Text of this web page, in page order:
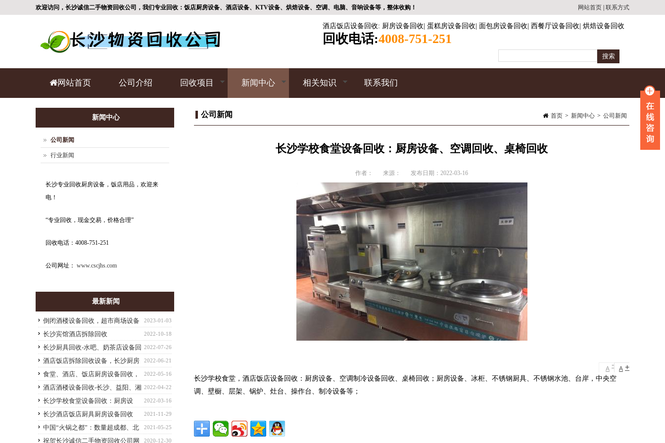
欢迎访问，长沙诚信二手物资回收公司，我们专业回收：饭店厨房设备、酒店设备、KTV设备、烘焙设备、空调、电脑、音响设备等，整体收购！ 网站首页 联系方式
酒店饭店设备回收: 厨房设备回收 蛋糕房设备回收 面包房设备回收 西餐厅设备回收 烘焙设备回收
回收电话:4008-751-251
网站首页 公司介绍 回收项目 新闻中心 相关知识 联系我们
首页 > 新闻中心 > 公司新闻
公司新闻
长沙学校食堂设备回收：厨房设备、空调回收、桌椅回收
作者： 来源： 发布日期：2022-03-16
A - A +
长沙学校食堂，酒店饭店设备回收：厨房设备、空调制冷设备回收、桌椅回收；厨房设备、冰柜、不锈钢厨具、不锈钢水池、台岸，中央空
调、壁橱、层架、锅炉、灶台、操作台、制冷设备等；
新闻中心
公司新闻
行业新闻
长沙专业回收厨房设备，饭店用品，欢迎来
电！
“专业回收，现金交易，价格合理”
回收电话：4008-751-251
公司网址： www.cscjhs.com
最新新闻
2023-01-03
倒闭酒楼设备回收，超市商场设备
回收-长沙高价整体回收单位废旧物资2022-10-18
长沙宾馆酒店拆除回收
2022-07-26
长沙厨具回收-水吧、奶茶店设备回
收，饭店设备回收
2022-06-21
酒店饭店拆除回收设备，长沙厨房
设备回收
2022-05-16
食堂、酒店、饭店厨房设备回收，
厨具回收，工厂设备回收
2022-04-22
酒店酒楼设备回收-长沙、益阳、湘
潭、株洲等拆除回收酒店设备
2022-03-16
长沙学校食堂设备回收：厨房设
备、空调回收、桌椅回收
2021-11-29
长沙酒店饭店厨具厨房设备回收
2021-05-25
中国“火锅之都”：数量超成都、北
京，一座城挤下1.9万家火锅店
2020-12-30
祝贺长沙诚信二手物资回收公司网